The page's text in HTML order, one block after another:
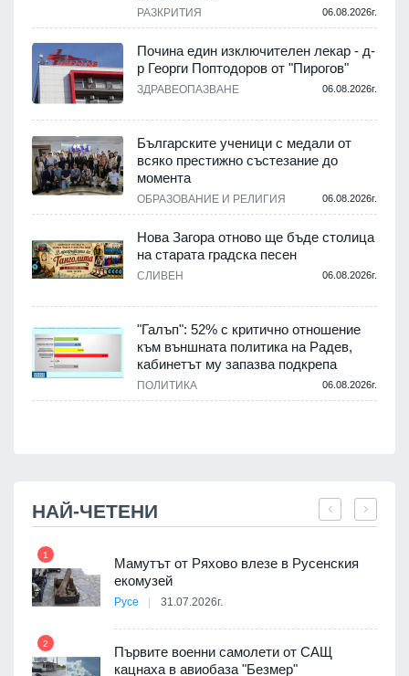
РАЗКРИТИЯ 06.08.2026г.
Почина един изключителен лекар - д-
р Георги Поптодоров от "Пирогов"
ЗДРАВЕОПАЗВАНЕ 06.08.2026г.
Българските ученици с медали от
всяко престижно състезание до
момента
ОБРАЗОВАНИЕ И РЕЛИГИЯ 06.08.2026г.
Нова Загора отново ще бъде столица
на старата градска песен
СЛИВЕН 06.08.2026г.
"Галъп": 52% с критично отношение
към външната политика на Радев,
кабинетът му запазва подкрепа
ПОЛИТИКА 06.08.2026г.
НАЙ-ЧЕТЕНИ
1
Мамутът от Ряхово влезе в Русенския
екомузей
Русе 31.07.2026г.
2
Първите военни самолети от САЩ
кацнаха в авиобаза "Безмер"